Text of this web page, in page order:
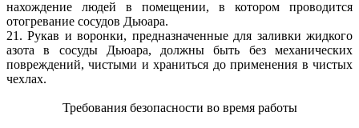
нахождение людей в помещении, в котором проводится
отогревание сосудов Дьюара.
21. Рукав и воронки, предназначенные для заливки жидкого
азота в сосуды Дьюара, должны быть без механических
повреждений, чистыми и храниться до применения в чистых
чехлах.
Требования безопасности во время работы